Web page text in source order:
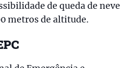
de queda de neve
metros de altitude.